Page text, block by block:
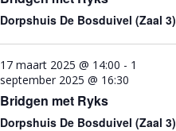
Dorpshuis De Bosduivel (Zaal 3)
Bridgen met Ryks
17 maart 2025 @ 14:00 - 1
september 2025 @ 16:30
Dorpshuis De Bosduivel (Zaal 3)